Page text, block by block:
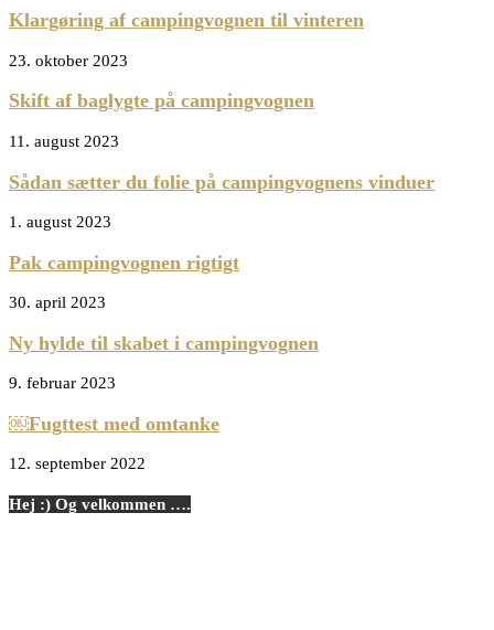
Klargøring af campingvognen til vinteren
23. oktober 2023
Skift af baglygte på campingvognen
11. august 2023
Sådan sætter du folie på campingvognens vinduer
1. august 2023
Pak campingvognen rigtigt
30. april 2023
Ny hylde til skabet i campingvognen
9. februar 2023
￼Fugttest med omtanke
12. september 2022
Hej :) Og velkommen ….